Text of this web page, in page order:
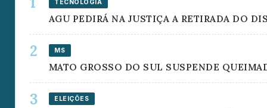
TECNOLOGIA
AGU PEDIRÁ NA JUSTIÇA A RETIRADA DO
MS
MATO GROSSO DO SUL SUSPENDE
ELEIÇÕES